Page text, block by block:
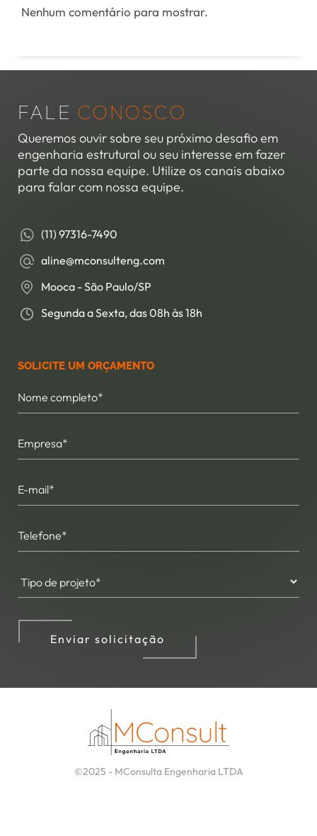
Nenhum comentário para mostrar.
FALE CONOSCO
Queremos ouvir sobre seu próximo desafio em
engenharia estrutural ou seu interesse em fazer
parte da nossa equipe. Utilize os canais abaixo
para falar com nossa equipe.
(11) 97316-7490
aline@mconsulteng.com
Mooca - São Paulo/SP
Segunda a Sexta, das 08h às 18h
SOLICITE UM ORÇAMENTO
Enviar solicitação
©2025 - MConsulta Engenharia LTDA